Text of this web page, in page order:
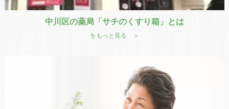
中川区の薬局「サチのくすり箱」とは
をもっと見る ＞